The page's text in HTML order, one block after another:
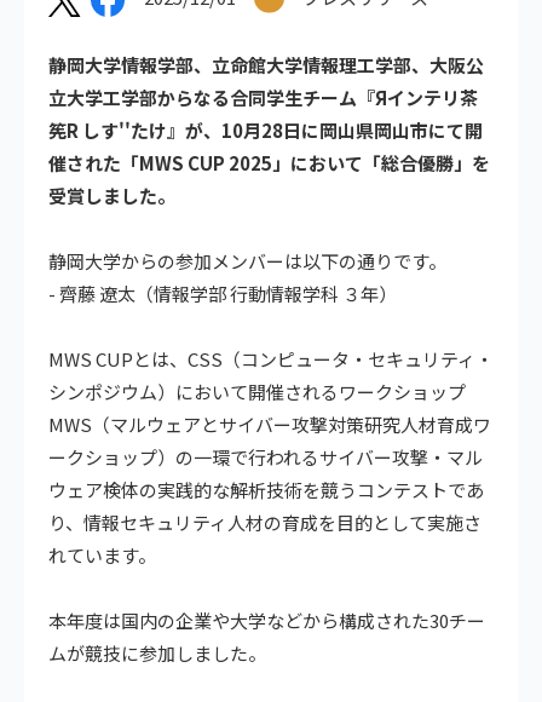
静岡大学情報学部、立命館大学情報理工学部、大阪公
立大学工学部からなる合同学生チーム『Яインテリ茶
筅R しす''たけ』が、10月28日に岡山県岡山市にて開
催された「MWS CUP 2025」において「総合優勝」を
受賞しました。
静岡大学からの参加メンバーは以下の通りです。
- 齊藤 遼太（情報学部 行動情報学科 ３年）
MWS CUPとは、CSS（コンピュータ・セキュリティ・
シンポジウム）において開催されるワークショップ
MWS（マルウェアとサイバー攻撃対策研究人材育成ワ
ークショップ）の一環で行われるサイバー攻撃・マル
ウェア検体の実践的な解析技術を競うコンテストであ
り、情報セキュリティ人材の育成を目的として実施さ
れています。
本年度は国内の企業や大学などから構成された30チー
ムが競技に参加しました。